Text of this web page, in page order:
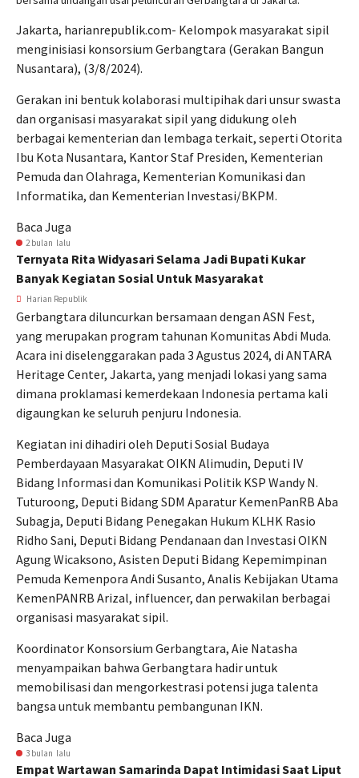
Jakarta, harianrepublik.com- Kelompok masyarakat sipil
menginisiasi konsorsium Gerbangtara (Gerakan Bangun
Nusantara), (3/8/2024).
Gerakan ini bentuk kolaborasi multipihak dari unsur swasta
dan organisasi masyarakat sipil yang didukung oleh
berbagai kementerian dan lembaga terkait, seperti Otorita
Ibu Kota Nusantara, Kantor Staf Presiden, Kementerian
Pemuda dan Olahraga, Kementerian Komunikasi dan
Informatika, dan Kementerian Investasi/BKPM.
Baca Juga
2 bulan lalu
Ternyata Rita Widyasari Selama Jadi Bupati Kukar
Banyak Kegiatan Sosial Untuk Masyarakat
Harian Republik
Gerbangtara diluncurkan bersamaan dengan ASN Fest,
yang merupakan program tahunan Komunitas Abdi Muda.
Acara ini diselenggarakan pada 3 Agustus 2024, di ANTARA
Heritage Center, Jakarta, yang menjadi lokasi yang sama
dimana proklamasi kemerdekaan Indonesia pertama kali
digaungkan ke seluruh penjuru Indonesia.
Kegiatan ini dihadiri oleh Deputi Sosial Budaya
Pemberdayaan Masyarakat OIKN Alimudin, Deputi IV
Bidang Informasi dan Komunikasi Politik KSP Wandy N.
Tuturoong, Deputi Bidang SDM Aparatur KemenPanRB Aba
Subagja, Deputi Bidang Penegakan Hukum KLHK Rasio
Ridho Sani, Deputi Bidang Pendanaan dan Investasi OIKN
Agung Wicaksono, Asisten Deputi Bidang Kepemimpinan
Pemuda Kemenpora Andi Susanto, Analis Kebijakan Utama
KemenPANRB Arizal, influencer, dan perwakilan berbagai
organisasi masyarakat sipil.
Koordinator Konsorsium Gerbangtara, Aie Natasha
menyampaikan bahwa Gerbangtara hadir untuk
memobilisasi dan mengorkestrasi potensi juga talenta
bangsa untuk membantu pembangunan IKN.
Baca Juga
3 bulan lalu
Empat Wartawan Samarinda Dapat Intimidasi Saat Liput